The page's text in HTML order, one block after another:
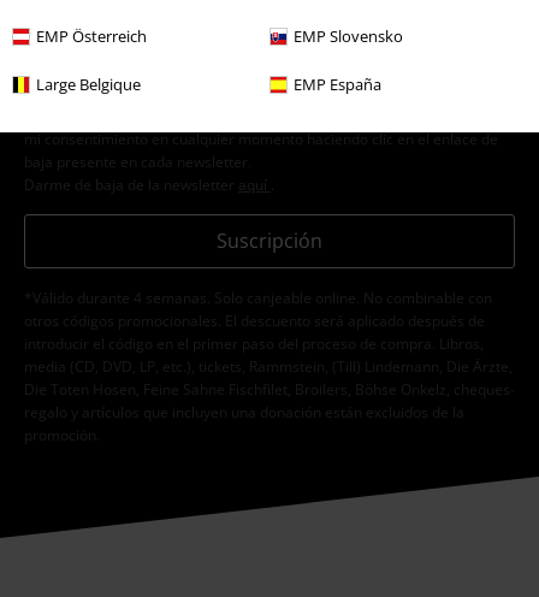
EMP Österreich EMP Slovensko
Large Belgique EMP España
Doy mi consentimiento para recibir la newsletter de EMP y acepto que
E.M.P. Merchandising Handelsgesellschaft mbH procese mis datos
sobre su oferta. El tratamiento de mis datos personales se llevará a cabo
mi consentimiento en cualquier momento haciendo clic en el enlace de
baja presente en cada newsletter.
Darme de baja de la newsletter
aquí
Suscripción
*Válido durante 4 semanas. Solo canjeable online. No combinable con
otros códigos promocionales. El descuento será aplicado después de
introducir el código en el primer paso del proceso de compra. Libros,
media (CD, DVD, LP, etc.), tickets, Rammstein, (Till) Lindemann, Die Ärzte,
Die Toten Hosen, Feine Sahne Fischfilet, Broilers, Böhse Onkelz, cheques-
regalo y artículos que incluyen una donación están excluidos de la
promoción.